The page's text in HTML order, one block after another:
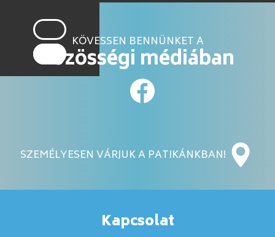
KÖVESSEN BENNÜNKET A
közösségi médiában
SZEMÉLYESEN VÁRJUK A PATIKÁNKBAN!
Kapcsolat